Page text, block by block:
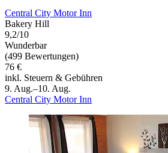
Central City Motor Inn
Bakery Hill
9,2/10
Wunderbar
(499 Bewertungen)
76 €
inkl. Steuern & Gebühren
9. Aug.–10. Aug.
Central City Motor Inn